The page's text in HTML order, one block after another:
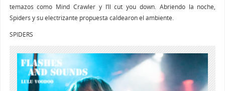
temazos como Mind Crawler y I’ll cut you down. Abriendo la noche,
Spiders y su electrizante propuesta caldearon el ambiente.
SPIDERS